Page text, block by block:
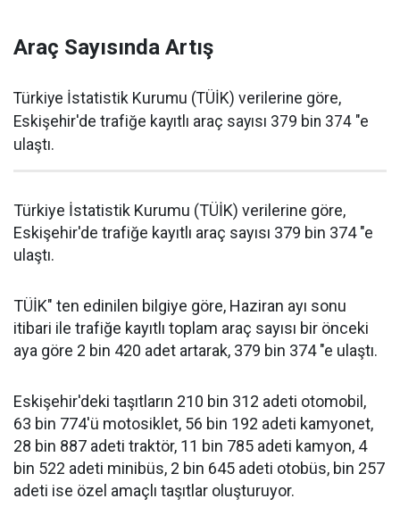
Araç Sayısında Artış
Türkiye İstatistik Kurumu (TÜİK) verilerine göre,
Eskişehir'de trafiğe kayıtlı araç sayısı 379 bin 374 "e
ulaştı.
Türkiye İstatistik Kurumu (TÜİK) verilerine göre,
Eskişehir'de trafiğe kayıtlı araç sayısı 379 bin 374 "e
ulaştı.
TÜİK" ten edinilen bilgiye göre, Haziran ayı sonu
itibari ile trafiğe kayıtlı toplam araç sayısı bir önceki
aya göre 2 bin 420 adet artarak, 379 bin 374 "e ulaştı.
Eskişehir'deki taşıtların 210 bin 312 adeti otomobil,
63 bin 774'ü motosiklet, 56 bin 192 adeti kamyonet,
28 bin 887 adeti traktör, 11 bin 785 adeti kamyon, 4
bin 522 adeti minibüs, 2 bin 645 adeti otobüs, bin 257
adeti ise özel amaçlı taşıtlar oluşturuyor.